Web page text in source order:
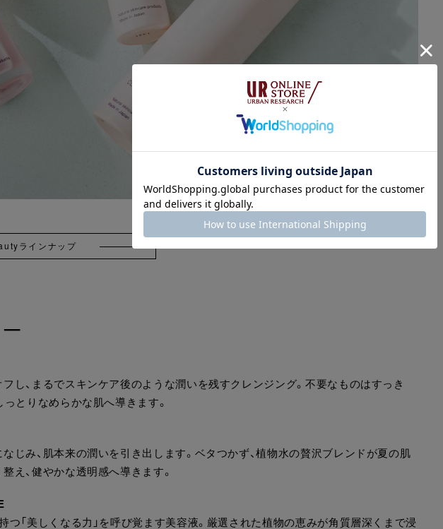
ラインナップ
—
し、まるでスキンケア後のような潤いを残すクレンジング。不要なものはすっき
っとりなめらかな肌へ導きます。
じみ、肌本来の潤いを引き出します。ベタつかず、植物水の贅沢ブレンドが夏の肌
え、健やかな透明感へ導きます。
つ「美しくなる力」を呼び覚ます美容液。厳選された植物の恵みが角質層深くまで浸